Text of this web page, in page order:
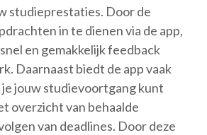
studieprestaties. Door de
in te dienen via de app,
en gemakkelijk feedback
Daarnaast biedt de app vaak
jouw studievoortgang kunt
overzicht van behaalde
van deadlines. Door deze